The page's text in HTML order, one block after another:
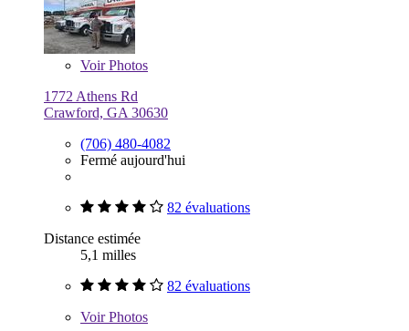
VoirPhotos
1772 Athens Rd
Crawford, GA 30630
(706) 480-4082
Fermé aujourd'hui
82 évaluations
Distance estimée
5,1 milles
82 évaluations
VoirPhotos